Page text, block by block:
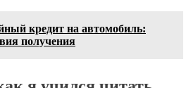
кредит на автомобиль:
получения